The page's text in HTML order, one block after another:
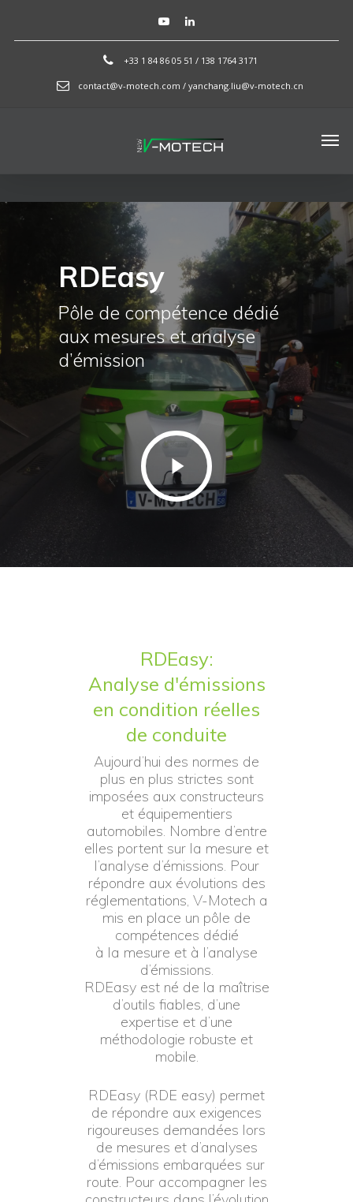
+33 1 84 86 05 51 / 138 1764 3171
contact@v-motech.com / yanchang.liu@v-motech.cn
RDEasy
Pôle de compétence dédié
aux mesures et analyse
d’émission
RDEasy:
Analyse d'émissions
en condition réelles
de conduite
Aujourd’hui des normes de
plus en plus strictes sont
imposées aux constructeurs
et équipementiers
automobiles. Nombre d’entre
elles portent sur la mesure et
l’analyse d’émissions. Pour
répondre aux évolutions des
réglementations, V-Motech a
mis en place un pôle de
compétences dédié
à la mesure et à l’analyse
d’émissions.
RDEasy est né de la maîtrise
d’outils fiables, d’une
expertise et d’une
méthodologie robuste et
mobile.
RDEasy (RDE easy) permet
de répondre aux exigences
rigoureuses demandées lors
de mesures et d’analyses
d’émissions embarquées sur
route. Pour accompagner les